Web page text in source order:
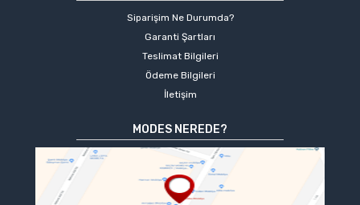
Siparişim Ne Durumda?
Garanti Şartları
Teslimat Bilgileri
Ödeme Bilgileri
İletişim
MODES NEREDE?